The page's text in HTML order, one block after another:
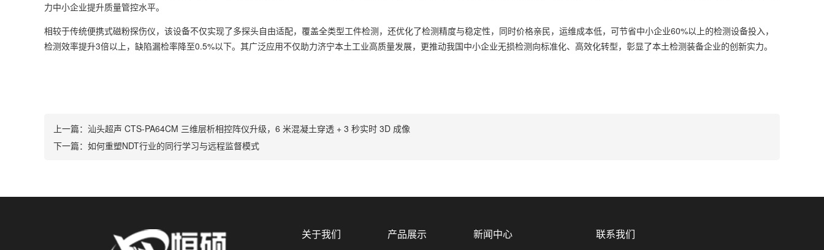
力中小企业提升质量管控水平。
相较于传统便携式磁粉探伤仪，该设备不仅实现了多探头自由适配，覆盖全类型工件检测，还优化了检测精度与稳定性，同时价格亲民，运维成本低，可节省中小企业60%以上的检测设备投入，
检测效率提升3倍以上，缺陷漏检率降至0.5%以下。其广泛应用不仅助力济宁本土工业高质量发展，更推动我国中小企业无损检测向标准化、高效化转型，彰显了本土检测装备企业的创新实力。
上一篇： 汕头超声 CTS-PA64CM 三维层析相控阵仪升级，6 米混凝土穿透 + 3 秒实时 3D 成像
下一篇： 如何重塑NDT行业的同行学习与远程监督模式
关于我们 产品展示 新闻中心 联系我们